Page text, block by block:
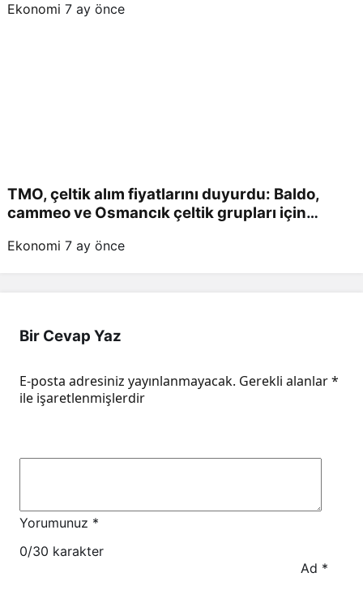
Ekonomi 7 ay önce
TMO, çeltik alım fiyatlarını duyurdu: Baldo,
cammeo ve Osmancık çeltik grupları için
Ekonomi 7 ay önce
Bir Cevap Yaz
E-posta adresiniz yayınlanmayacak. Gerekli alanlar*
ile işaretlenmişlerdir
Yorumunuz *
0/30 karakter
Ad *